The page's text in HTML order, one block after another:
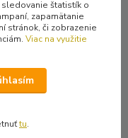
a s nápisom Michael
Jacksona na hrudi.
liek na
podávaní lieku sa
sa z anestézie
depresiu..."
štatistík o
zapamätanie
stránok, či zobrazenie
Viac na využitie
tu.